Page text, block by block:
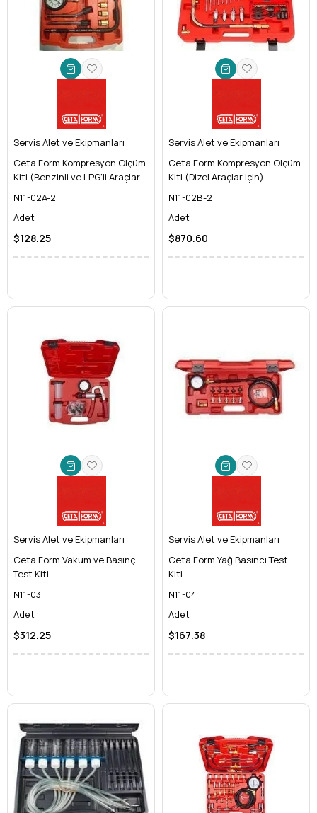
Servis Alet ve Ekipmanları
Ceta Form Kompresyon Ölçüm
Kiti (Benzinli ve LPG'li Araçlar
N11-02A-2
Adet
$128.25
Servis Alet ve Ekipmanları
Ceta Form Kompresyon Ölçüm
Kiti (Dizel Araçlar için)
N11-02B-2
Adet
$870.60
Servis Alet ve Ekipmanları
Ceta Form Vakum ve Basınç
Test Kiti
N11-03
Adet
$312.25
Servis Alet ve Ekipmanları
Ceta Form Yağ Basıncı Test
Kiti
N11-04
Adet
$167.38